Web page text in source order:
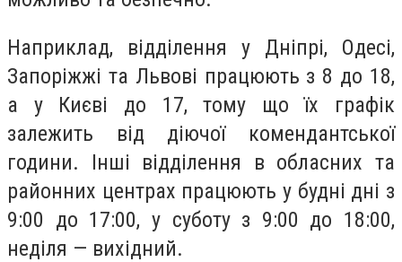
Наприклад, відділення у Дніпрі, Одесі,
Запоріжжі та Львові працюють з 8 до 18,
а у Києві до 17, тому що їх графік
залежить від діючої комендантської
години. Інші відділення в обласних та
районних центрах працюють у будні дні з
9:00 до 17:00, у суботу з 9:00 до 18:00,
неділя — вихідний.